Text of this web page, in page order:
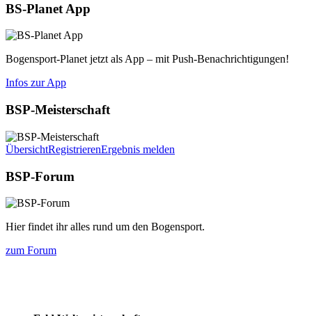
BS-Planet App
Bogensport-Planet jetzt als App – mit Push-Benachrichtigungen!
Infos zur App
BSP-Meisterschaft
ÜbersichtRegistrierenErgebnis melden
BSP-Forum
Hier findet ihr alles rund um den Bogensport.
zum Forum